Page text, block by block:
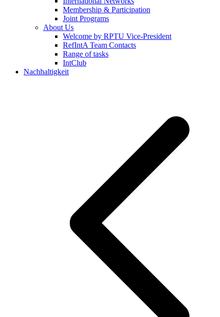
Membership & Participation
Joint Programs
About Us
Welcome by RPTU Vice-President
RefIntA Team Contacts
Range of tasks
IntClub
Nachhaltigkeit